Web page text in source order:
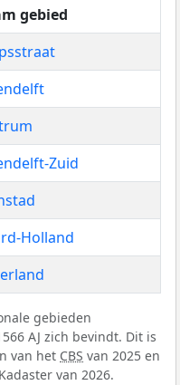
gebied
Zuid
Holland
gebieden
AJ zich bevindt. Dit is
van het CBS van 2025 en
van 2026.